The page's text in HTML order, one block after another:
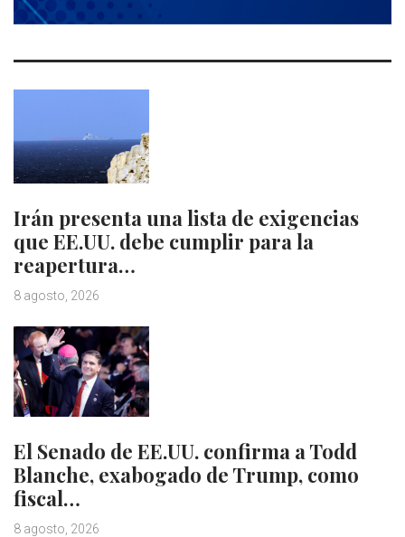
Irán presenta una lista de exigencias
que EE.UU. debe cumplir para la
reapertura…
8 agosto, 2026
El Senado de EE.UU. confirma a Todd
Blanche, exabogado de Trump, como
fiscal…
8 agosto, 2026